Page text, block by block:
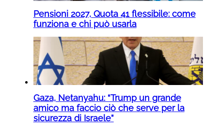
Pensioni 2027, Quota 41 flessibile: come
funziona e chi può usarla
Gaza, Netanyahu: “Trump un grande
amico ma faccio ciò che serve per la
sicurezza di Israele”